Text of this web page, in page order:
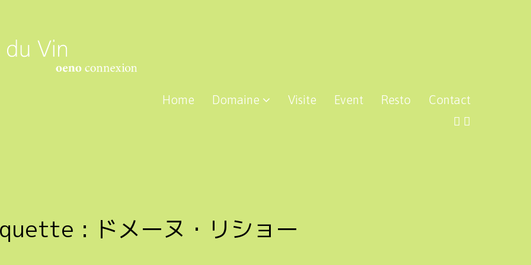
Home Domaine Visite Event Resto Contact
: ドメーヌ・リショー